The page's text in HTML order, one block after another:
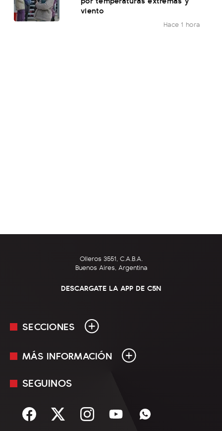
viento
Hace 1 hora
Olleros 3551, C.A.B.A.
Buenos Aires, Argentina
DESCARGATE LA APP DE C5N
SECCIONES
En Vivo
Sociedad
MÁS INFORMACIÓN
Mediakit
Términos y condiciones
SEGUINOS